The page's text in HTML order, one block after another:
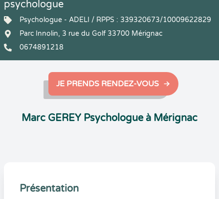
psychologue
Psychologue - ADELI / RPPS : 339320673/10009622829
Parc Innolin, 3 rue du Golf 33700 Mérignac
0674891218
JE PRENDS RENDEZ-VOUS
Marc GEREY Psychologue à Mérignac
Présentation